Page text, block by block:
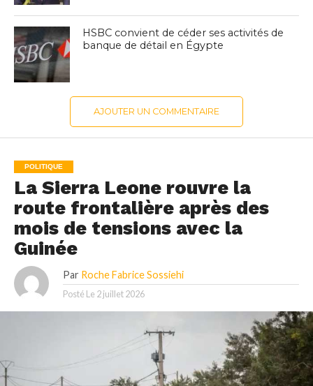
HSBC convient de céder ses activités de
banque de détail en Égypte
AJOUTER UN COMMENTAIRE
POLITIQUE
La Sierra Leone rouvre la
route frontalière après des
mois de tensions avec la
Guinée
Par Roche Fabrice Sossiehi
Posté Le 2 juillet 2026